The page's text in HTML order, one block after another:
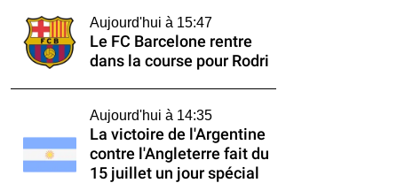
Aujourd'hui à 15:47
Le FC Barcelone rentre
dans la course pour Rodri
Aujourd'hui à 14:35
La victoire de l'Argentine
contre l'Angleterre fait du
15 juillet un jour spécial